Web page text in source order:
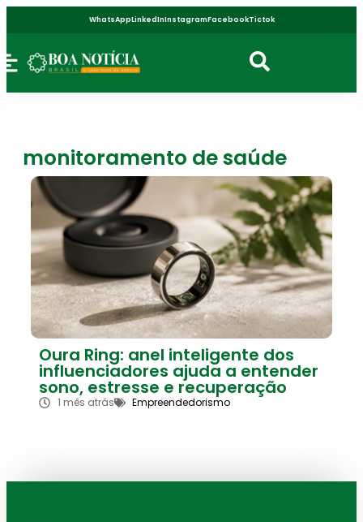
WhatsAppLinkedInInstagramFacebookTictok
monitoramento de saúde
Oura Ring: anel inteligente dos
influenciadores ajuda a entender
sono, estresse e recuperação
1 mês atrás Empreendedorismo